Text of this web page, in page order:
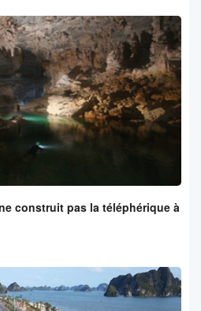
construit pas la téléphérique à